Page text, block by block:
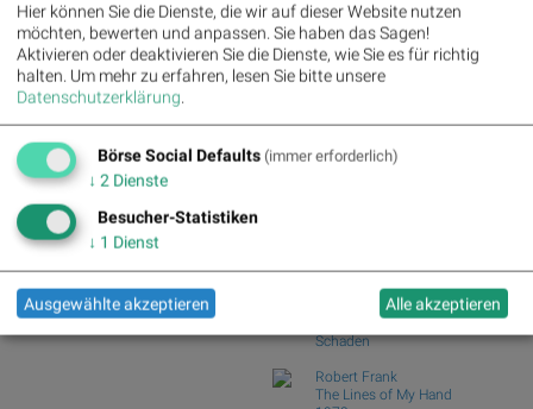
CA Immo : 0.21%» Details
Uniqa : 0.05%» Details
DO&CO : 0.00%» Details
Erste Group : -1.19%» Details
Bawag : -1.34%» Details
Strabag : -1.56%» Details
AT&S : -2.23%
» Details
Österreichische Post : -4.48%»
Details
Wie Österreichische Post, AT&S,
Wienerberger, Pal...
Wiener Börse Party #1216: ATX
schwächer, Bajaj Mo...
Machiel Botman
Schaden
Robert Frank
The Lines of My Hand
Hier können Sie die Dienste, die wir auf dieser Website nutzen
möchten, bewerten und anpassen. Sie haben das Sagen!
Aktivieren oder deaktivieren Sie die Dienste, wie Sie es für richtig
halten. Um mehr zu erfahren, lesen Sie bitte unsere
Datenschutzerklärung.
Börse Social Defaults (immer erforderlich)
↓ 2 Dienste
Besucher-Statistiken
↓ 1 Dienst
Ausgewählte akzeptieren Alle akzeptieren